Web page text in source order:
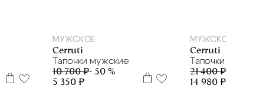
МУЖСКОЕ
Cerruti
Тапочки мужские
10 700 ₽- 50 %
5 350 ₽
МУЖСКОЕ
Cerruti
Тапочки
21 400 ₽- 30 %
14 980 ₽